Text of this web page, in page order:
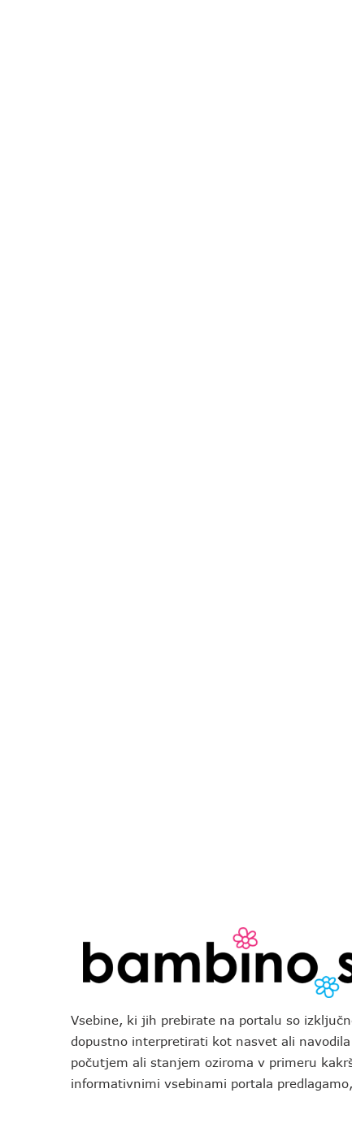
Vsebine, ki jih prebirate na portalu so
dopustno interpretirati kot nasvet ali
počutjem ali stanjem oziroma v primeru
informativnimi vsebinami portala